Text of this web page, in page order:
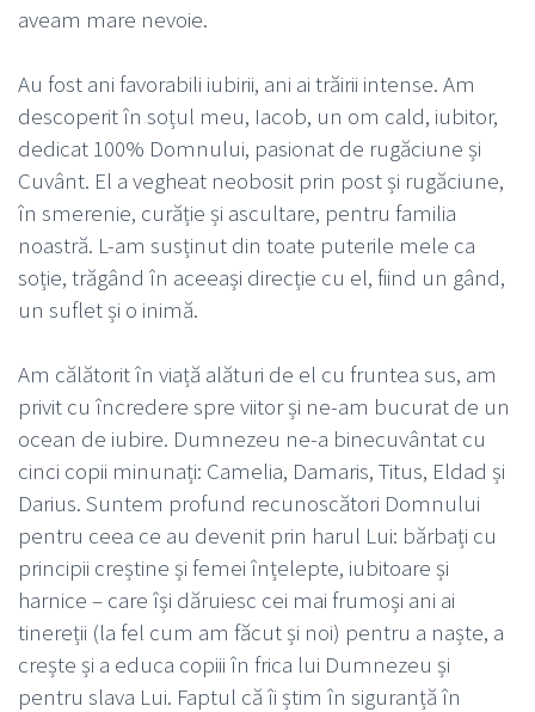
aveam mare nevoie.
Au fost ani favorabili iubirii, ani ai trăirii intense. Am
descoperit în soțul meu, Iacob, un om cald, iubitor,
dedicat 100% Domnului, pasionat de rugăciune și
Cuvânt. El a vegheat neobosit prin post și rugăciune,
în smerenie, curăție și ascultare, pentru familia
noastră. L-am susținut din toate puterile mele ca
soție, trăgând în aceeași direcție cu el, fiind un gând,
un suflet și o inimă.
Am călătorit în viață alături de el cu fruntea sus, am
privit cu încredere spre viitor și ne-am bucurat de un
ocean de iubire. Dumnezeu ne-a binecuvântat cu
cinci copii minunați: Camelia, Damaris, Titus, Eldad și
Darius. Suntem profund recunoscători Domnului
pentru ceea ce au devenit prin harul Lui: bărbați cu
principii creștine și femei înțelepte, iubitoare și
harnice – care își dăruiesc cei mai frumoși ani ai
tinereții (la fel cum am făcut și noi) pentru a naște, a
crește și a educa copiii în frica lui Dumnezeu și
pentru slava Lui. Faptul că îi știm în siguranță în